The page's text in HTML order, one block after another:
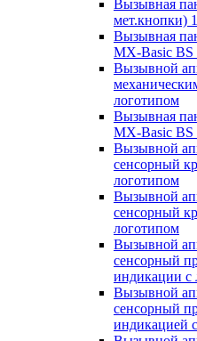
Вызывная
мет.кнопки)
Вызывная
MX-Basic BS
Вызывной
логотипом
Вызывная
MX-Basic BS
Вызывной
сенсорный
логотипом
Вызывной
сенсорный
логотипом
Вызывной
сенсорный
индикации с
Вызывной
сенсорный
индикацией